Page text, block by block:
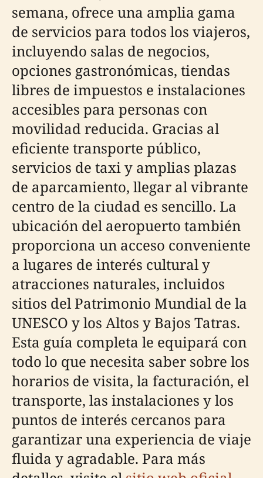
semana, ofrece una amplia gama
de servicios para todos los viajeros,
incluyendo salas de negocios,
opciones gastronómicas, tiendas
libres de impuestos e instalaciones
accesibles para personas con
movilidad reducida. Gracias al
eficiente transporte público,
servicios de taxi y amplias plazas
de aparcamiento, llegar al vibrante
centro de la ciudad es sencillo. La
ubicación del aeropuerto también
proporciona un acceso conveniente
a lugares de interés cultural y
atracciones naturales, incluidos
sitios del Patrimonio Mundial de la
UNESCO y los Altos y Bajos Tatras.
Esta guía completa le equipará con
todo lo que necesita saber sobre los
horarios de visita, la facturación, el
transporte, las instalaciones y los
puntos de interés cercanos para
garantizar una experiencia de viaje
fluida y agradable. Para más